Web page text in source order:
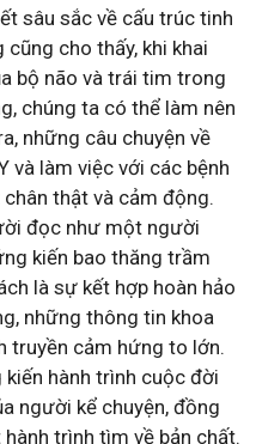
sâu sắc về cấu trúc tinh
cho thấy, khi khai
bộ não và trái tim trong
chúng ta có thể làm nên
những câu chuyện về
và làm việc với các bệnh
thật và cảm động.
đọc như một người
kiến bao thăng trầm
là sự kết hợp hoàn hảo
những thông tin khoa
truyền cảm hứng to lớn.
hành trình cuộc đời
người kể chuyện, đồng
trình tìm về bản chất.